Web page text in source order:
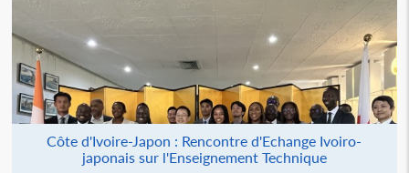
Côte d'Ivoire-Japon : Rencontre d'Echange Ivoiro-
japonais sur l'Enseignement Technique